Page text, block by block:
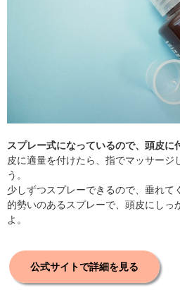
スプレー式になっているので、頭皮に
皮に適量を付けたら、指でマッサージ
う。
少しずつスプレーできるので、垂れて
的勢いのあるスプレーで、頭皮にしっ
よ。
公式サイトで詳細を見る